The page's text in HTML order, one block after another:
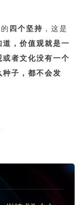
四个坚持 ，这是
道，价值观就是一
者文化没有一个
子，都不会发